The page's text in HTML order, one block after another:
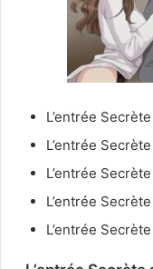
L’entrée Secrète
L’entrée Secrète
L’entrée Secrète
L’entrée Secrète
L’entrée Secrète